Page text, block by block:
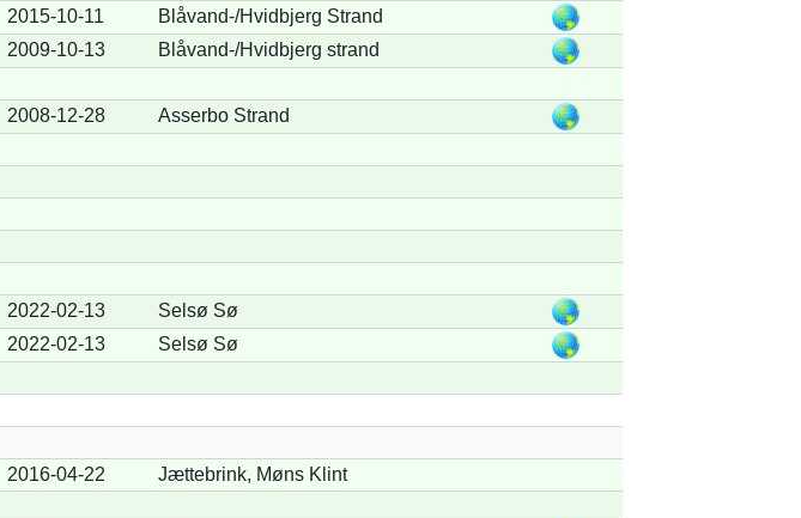
2015-10-11
Blåvand-/Hvidbjerg Strand
2009-10-13
Blåvand-/Hvidbjerg strand
2008-12-28
Asserbo Strand
2022-02-13
Selsø Sø
2022-02-13
Selsø Sø
2016-04-22
Jættebrink, Møns Klint